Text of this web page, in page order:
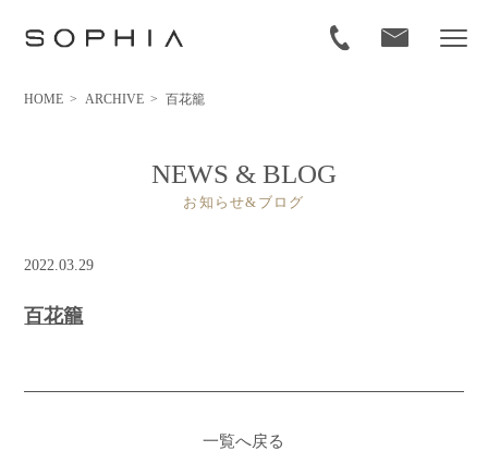
HOME > ARCHIVE > 百花籠
NEWS & BLOG
お知らせ&ブログ
2022.03.29
百花籠
一覧へ戻る